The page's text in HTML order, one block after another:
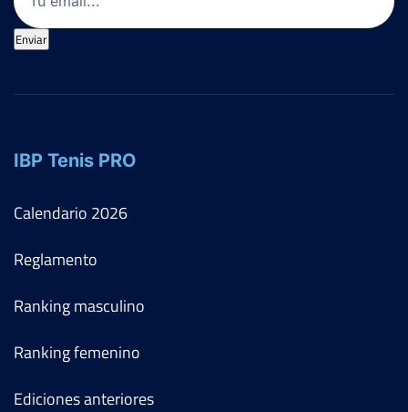
Enviar
IBP Tenis PRO
Calendario 2026
Reglamento
Ranking masculino
Ranking femenino
Ediciones anteriores